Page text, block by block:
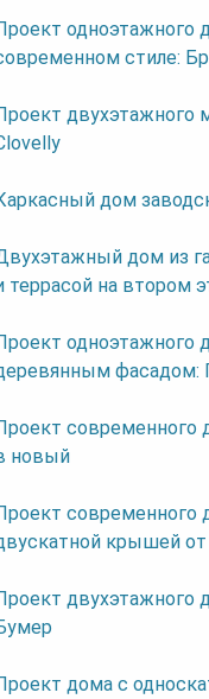
одноэтажного
стиле:
двухэтажного
дом
дом из
террасой на втором
одноэтажного
фасадом:
современного
новый
современного
крышей от
двухэтажного
дома с